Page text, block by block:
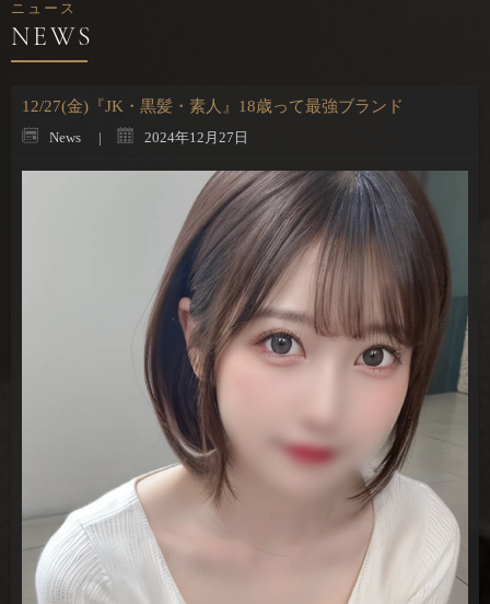
ニュース
12/27(金)『JK・黒髪・素人』18歳って最強ブランド
News 2024年12月27日